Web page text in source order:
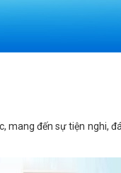
mang đến sự tiện nghi,